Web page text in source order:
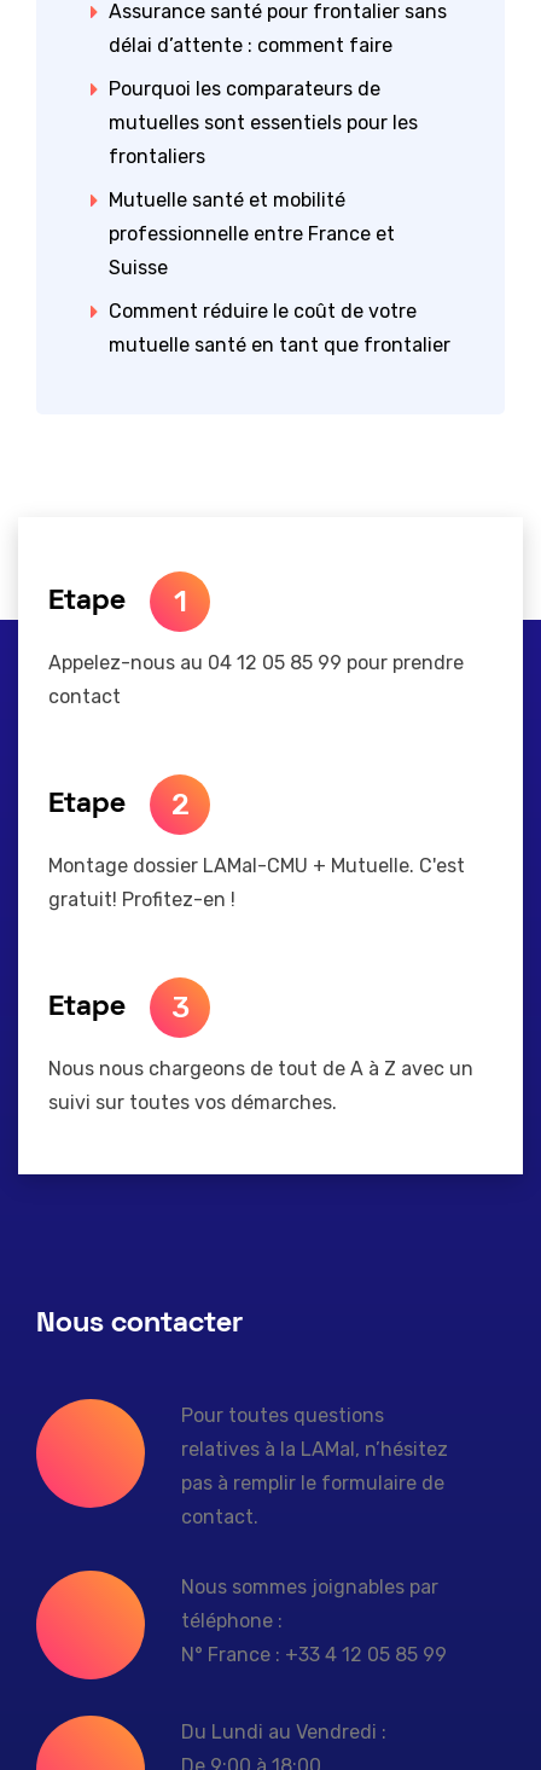
Assurance santé pour frontalier sans
délai d’attente : comment faire
Pourquoi les comparateurs de
mutuelles sont essentiels pour les
frontaliers
Mutuelle santé et mobilité
professionnelle entre France et
Suisse
Comment réduire le coût de votre
mutuelle santé en tant que frontalier
Etape 1
Appelez-nous au 04 12 05 85 99 pour prendre
contact
Etape 2
Montage dossier LAMal-CMU + Mutuelle. C'est
gratuit! Profitez-en !
Etape 3
Nous nous chargeons de tout de A à Z avec un
suivi sur toutes vos démarches.
Nous contacter
Pour toutes questions
relatives à la LAMal, n’hésitez
pas à remplir le formulaire de
contact.
Nous sommes joignables par
téléphone :
N° France : +33 4 12 05 85 99
Du Lundi au Vendredi :
De 9:00 à 18:00